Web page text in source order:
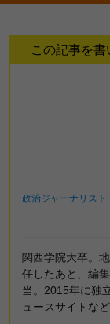
この記事を書
政治ジャーナリスト
関西学院大卒。
任したあと、編
当。2015年に独
ュースサイトな